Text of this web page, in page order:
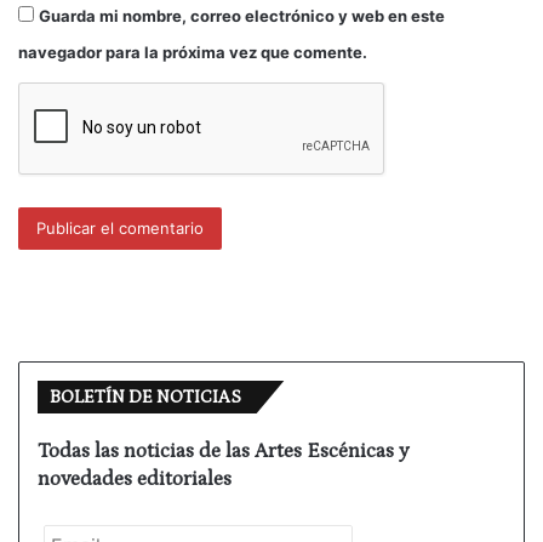
Guarda mi nombre, correo electrónico y web en este
navegador para la próxima vez que comente.
BOLETÍN DE NOTICIAS
Todas las noticias de las Artes Escénicas y
novedades editoriales